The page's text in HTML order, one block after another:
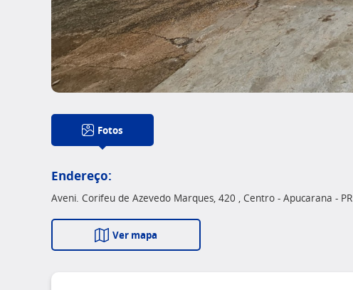
Fotos
Endereço:
Aveni. Corifeu de Azevedo Marques, 420 , Centro - Apucarana - PR
Ver mapa